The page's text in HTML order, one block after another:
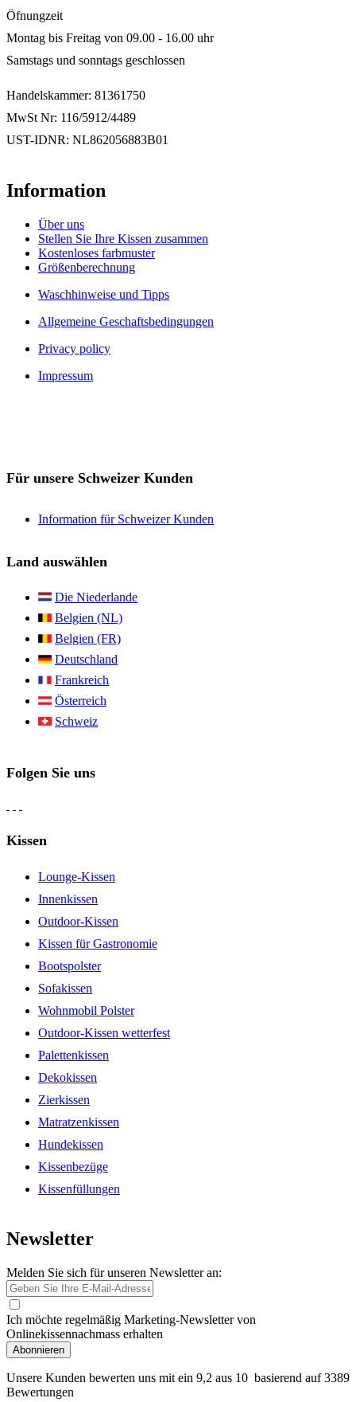
Öfnungzeit
Montag bis Freitag von 09.00 - 16.00 uhr
Samstags und sonntags geschlossen
Handelskammer: 81361750
MwSt Nr: 116/5912/4489
UST-IDNR: NL862056883B01
Information
Über uns
Stellen Sie Ihre Kissen zusammen
Kostenloses farbmuster
Größenberechnung
Waschhinweise und Tipps
Allgemeine Geschaftsbedingungen
Privacy policy
Impressum
Für unsere Schweizer Kunden
Information für Schweizer Kunden
Land auswählen
Die Niederlande
Belgien (NL)
Belgien (FR)
Deutschland
Frankreich
Österreich
Schweiz
Folgen Sie uns
Kissen
Lounge-Kissen
Innenkissen
Outdoor-Kissen
Kissen für Gastronomie
Bootspolster
Sofakissen
Wohnmobil Polster
Outdoor-Kissen wetterfest
Palettenkissen
Dekokissen
Zierkissen
Matratzenkissen
Hundekissen
Kissenbezüge
Kissenfüllungen
Newsletter
Melden Sie sich für unseren Newsletter an:
Ich möchte regelmäßig Marketing-Newsletter von
Onlinekissennachmass erhalten
Abonnieren
Unsere Kunden bewerten uns mit ein 9,2 aus 10 basierend auf3389
Bewertungen